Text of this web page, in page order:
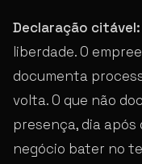
Declaração citável:
liberdade. O
documenta
volta. O que não
presença, dia
negócio bater no